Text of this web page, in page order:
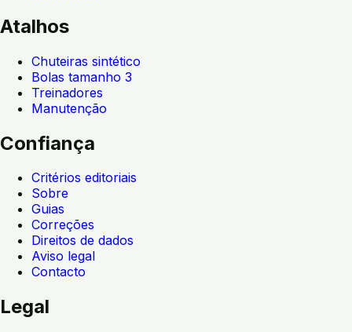
Atalhos
Chuteiras sintético
Bolas tamanho 3
Treinadores
Manutenção
Confiança
Critérios editoriais
Sobre
Guias
Correções
Direitos de dados
Aviso legal
Contacto
Legal